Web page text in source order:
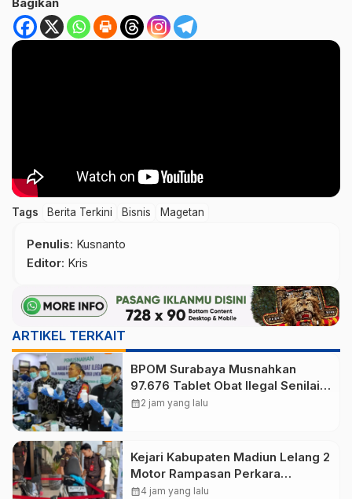
Tags Berita Terkini Bisnis Magetan
Penulis: Kusnanto
Editor: Kris
ARTIKEL TERKAIT
BPOM Surabaya Musnahkan
97.676 Tablet Obat Ilegal Senilai
Rp540 Juta, Cegah
calendar_month2 jam yang lalu
Kejari Kabupaten Madiun Lelang 2
Motor Rampasan Perkara
Inkracht, Penawaran Dibuka 11
calendar_month4 jam yang lalu